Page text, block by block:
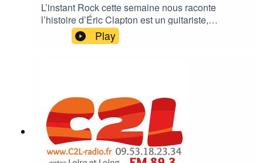
L’instant Rock cette semaine nous raconte
l’histoire d’Éric Clapton est un guitariste,
chanteur et auteur-compositeur britannique
légendaire, reconnu mondialement pour son
et les Yardbirds.
Play